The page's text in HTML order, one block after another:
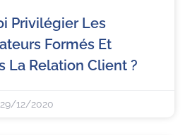
Privilégier Les
Formés Et
La Relation Client ?
29/12/2020